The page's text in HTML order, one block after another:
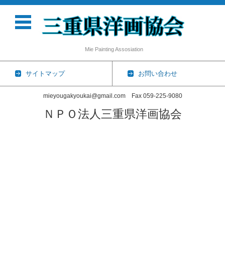
Mie Painting Assosiation
サイトマップ お問い合わせ
mieyougakyoukai@gmail.com Fax 059-225-9080
ＮＰＯ法人三重県洋画協会